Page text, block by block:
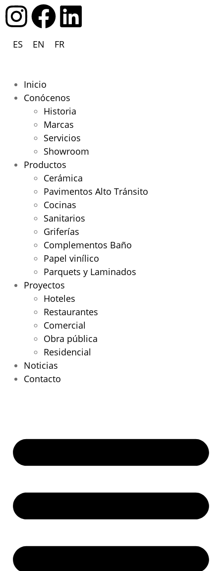
ES EN FR
Inicio
Conócenos
Historia
Marcas
Servicios
Showroom
Productos
Cerámica
Pavimentos Alto Tránsito
Cocinas
Sanitarios
Griferías
Complementos Baño
Papel vinílico
Parquets y Laminados
Proyectos
Hoteles
Restaurantes
Comercial
Obra pública
Residencial
Noticias
Contacto